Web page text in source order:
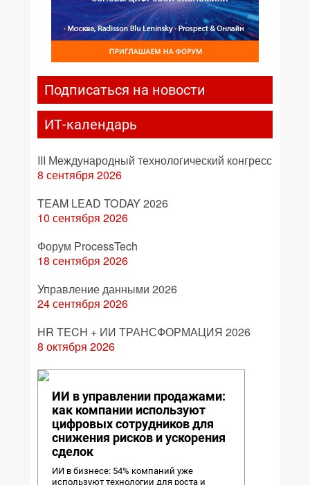
Подписаться на новости
ИТ-календарь
III Международный технологический конгресс
8 сентября 2026
TEAM LEAD TODAY 2026
10 сентября 2026
Форум ProcessTech
18 сентября 2026
Управление данными 2026
24 сентября 2026
HR TECH + ИИ ТРАНСФОРМАЦИЯ 2026
8 октября 2026
ИИ в управлении продажами:
как компании используют
цифровых сотрудников для
снижения рисков и ускорения
сделок
ИИ в бизнесе: 54% компаний уже
используют технологии для роста и